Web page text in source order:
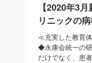
【2020年3
リニックの
≪充実した教育
◆永康会統一の
だけでなく、患